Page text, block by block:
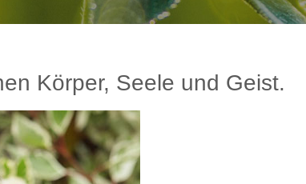
Körper, Seele und Geist.